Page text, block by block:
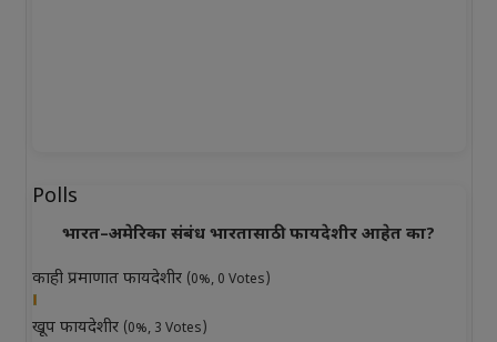
Polls
भारत–अमेरिका संबंध भारतासाठी फायदेशीर आहेत का?
काही प्रमाणात फायदेशीर (0%, 0 Votes)
खूप फायदेशीर (0%, 3 Votes)